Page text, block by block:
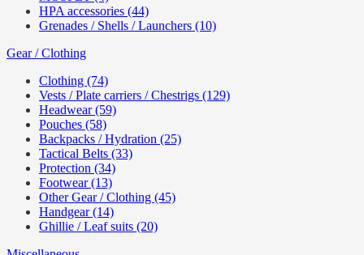
HPA accessories (44)
Grenades / Shells / Launchers (10)
Gear / Clothing
Clothing (74)
Vests / Plate carriers / Chestrigs (129)
Headwear (59)
Pouches (58)
Backpacks / Hydration (25)
Tactical Belts (33)
Protection (34)
Footwear (13)
Other Gear / Clothing (45)
Handgear (14)
Ghillie / Leaf suits (20)